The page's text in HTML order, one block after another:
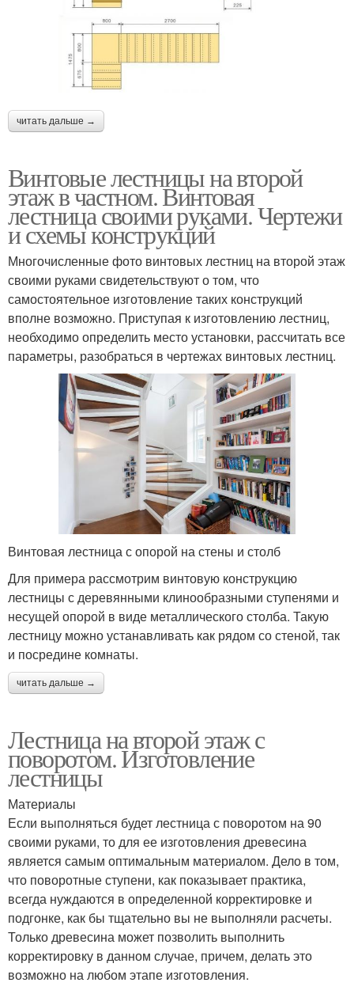
читать дальше →
Винтовые лестницы на второй
этаж в частном. Винтовая
лестница своими руками. Чертежи
и схемы конструкций
Многочисленные фото винтовых лестниц на второй этаж
своими руками свидетельствуют о том, что
самостоятельное изготовление таких конструкций
вполне возможно. Приступая к изготовлению лестниц,
необходимо определить место установки, рассчитать все
параметры, разобраться в чертежах винтовых лестниц.
Винтовая лестница с опорой на стены и столб
Для примера рассмотрим винтовую конструкцию
лестницы с деревянными клинообразными ступенями и
несущей опорой в виде металлического столба. Такую
лестницу можно устанавливать как рядом со стеной, так
и посредине комнаты.
читать дальше →
Лестница на второй этаж с
поворотом. Изготовление
лестницы
Материалы
Если выполняться будет лестница с поворотом на 90
своими руками, то для ее изготовления древесина
является самым оптимальным материалом. Дело в том,
что поворотные ступени, как показывает практика,
всегда нуждаются в определенной корректировке и
подгонке, как бы тщательно вы не выполняли расчеты.
Только древесина может позволить выполнить
корректировку в данном случае, причем, делать это
возможно на любом этапе изготовления.